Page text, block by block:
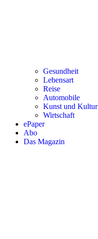
Gesundheit
Lebensart
Reise
Automobile
Kunst und Kultur
Wirtschaft
ePaper
Abo
Das Magazin